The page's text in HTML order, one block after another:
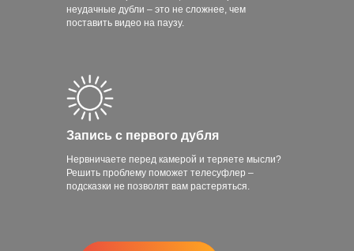
неудачные дубли – это не сложнее, чем
поставить видео на паузу.
Нервничаете перед камерой и теряете мысли?
Решить проблему поможет телесуфлер –
подсказки не позволят вам растеряться.
Запись с первого дубля